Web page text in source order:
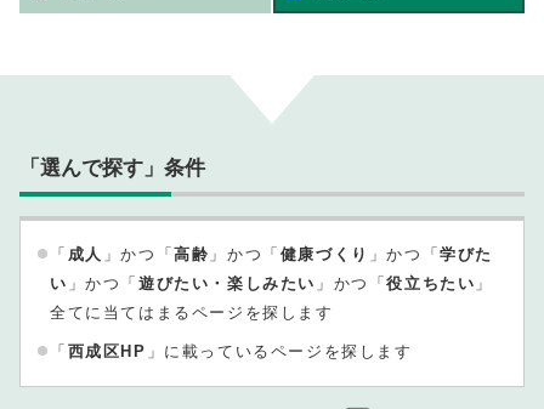
「選んで探す」条件
「 成人 」かつ「高齢 」かつ「 健康づくり 」かつ「学びた
い 」かつ「遊びたい・楽しみたい 」かつ「役立ちたい 」
全てに当てはまるページを探します
「 西成区HP 」に載っているページを探します